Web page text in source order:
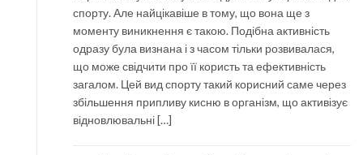
спорту. Але найцікавіше в тому, що вона ще з
моменту виникнення є такою. Подібна активність
одразу була визнана і з часом тільки розвивалася,
що може свідчити про її користь та ефективність
загалом. Цей вид спорту такий корисний саме через
збільшення припливу кисню в організм, що активізує
відновлювальні […]